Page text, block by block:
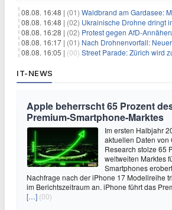
08.08. 16:48 | (01) Waldbrand am Gardasee: Mehr
08.08. 16:48 | (02) Ukrainische Drohne dringt im
08.08. 16:28 | (02) Protest gegen AfD-Annäherung -
08.08. 16:17 | (01) Nach Drohnenvorfall: Neuer
08.08. 16:05 | (00) Street Parade: Zürich wird
IT-NEWS
Apple beherrscht 65 Prozent
Premium-Smartphone-Marktes
Im ersten Halbjahr
aktuellen Daten von
Research stolze 65
weltweiten Marktes
Smartphones
Nachfrage nach der iPhone 17 Modellreihe
im Berichtszeitraum an. iPhone führt das
[…] (00)